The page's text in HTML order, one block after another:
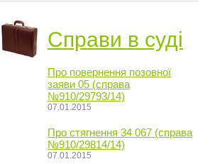
Справи в суді
Про повернення позовної
заяви 05 (справа
№910/29793/14)
07.01.2015
Про стягнення 34 067 (справа
№910/29814/14)
07.01.2015